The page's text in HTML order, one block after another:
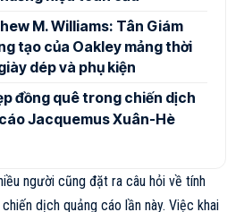
M. Williams: Tân Giám
tạo của Oakley mảng thời
dép và phụ kiện
đồng quê trong chiến dịch
Jacquemus Xuân-Hè
người cũng đặt ra câu hỏi về tính
dịch quảng cáo lần này. Việc khai